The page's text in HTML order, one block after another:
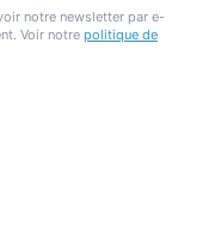
notre newsletter par e-
Voir notre politique de